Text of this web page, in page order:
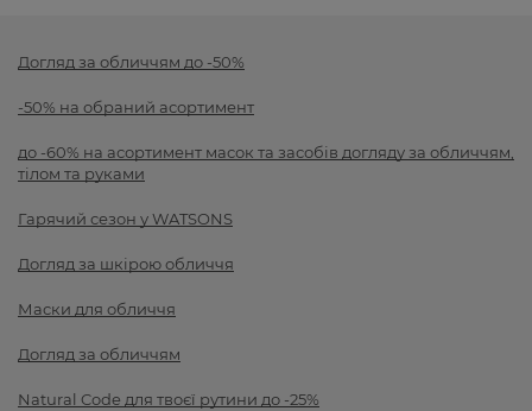
Догляд за обличчям до -50%
-50% на обраний асортимент
до -60% на асортимент масок та засобів догляду за обличчям,
тілом та руками
Гарячий сезон у WATSONS
Догляд за шкірою обличчя
Маски для обличчя
Догляд за обличчям
Natural Code для твоєї рутини до -25%